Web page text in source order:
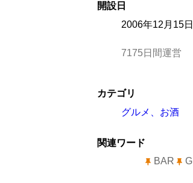
開設日
2006年12月15日
7175日間運営
カテゴリ
グルメ、お酒
関連ワード
BAR
G